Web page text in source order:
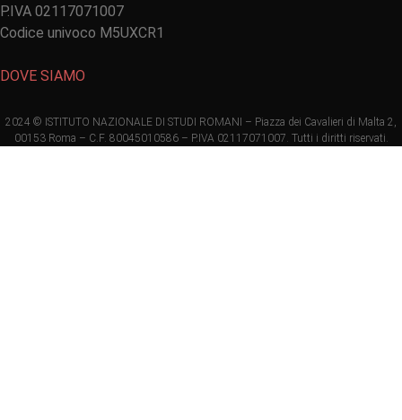
P.IVA 02117071007
Codice univoco M5UXCR1
DOVE SIAMO
2024 © ISTITUTO NAZIONALE DI STUDI ROMANI – Piazza dei Cavalieri di Malta 2,
00153 Roma – C.F. 80045010586 – P.IVA 02117071007. Tutti i diritti riservati.